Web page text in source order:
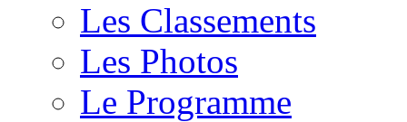
Les Classements
Les Photos
Le Programme